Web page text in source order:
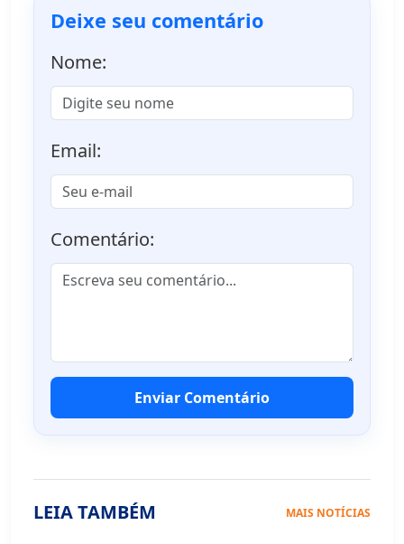
Deixe seu comentário
Nome:
Email:
Comentário:
Enviar Comentário
LEIA TAMBÉM MAIS NOTÍCIAS